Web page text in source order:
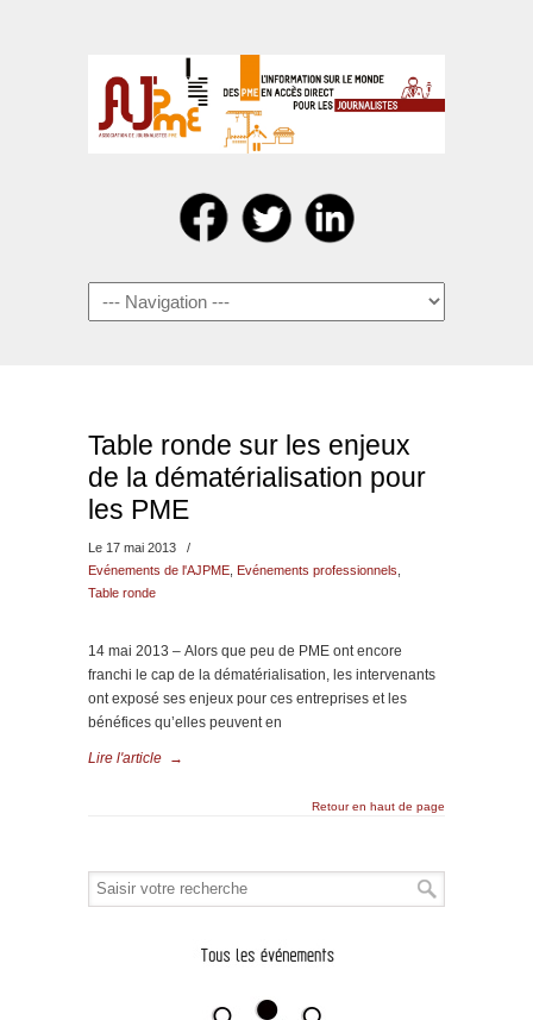
Navigation
Table ronde sur les enjeux
de la dématérialisation pour
les PME
Le 17 mai 2013
/
Evénements de l'AJPME Evénements professionnels
Table ronde
14 mai 2013 – Alors que peu de PME ont encore
franchi le cap de la dématérialisation, les intervenants
ont exposé ses enjeux pour ces entreprises et les
bénéfices qu’elles peuvent en
Lire l'article →
Retour en haut de page